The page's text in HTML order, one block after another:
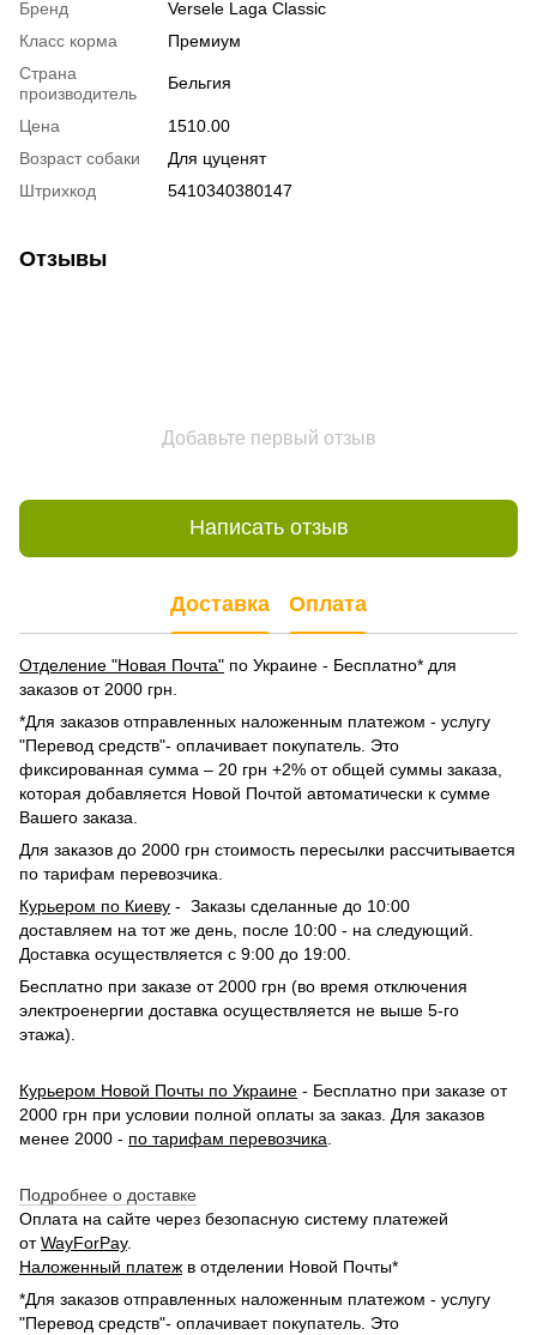
Бренд
Versele Laga Classic
Класс корма
Премиум
Страна
производитель
Бельгия
Цена
1510.00
Возраст собаки
Для цуценят
Штрихкод
5410340380147
Отзывы
Добавьте первый отзыв
Написать отзыв
Доставка Оплата
Отделение "Новая Почта" по Украине - Бесплатно* для
заказов от 2000 грн.
*Для заказов отправленных наложенным платежом - услугу
"Перевод средств"- оплачивает покупатель. Это
фиксированная сумма – 20 грн +2% от общей суммы заказа,
которая добавляется Новой Почтой автоматически к сумме
Вашего заказа.
Для заказов до 2000 грн стоимость пересылки рассчитывается
по тарифам перевозчика.
Курьером по Киеву - Заказы сделанные до 10:00
доставляем на тот же день, после 10:00 - на следующий.
Доставка осуществляется с 9:00 до 19:00.
Бесплатно при заказе от 2000 грн (во время отключения
электроенергии доставка осуществляется не выше 5-го
этажа).
Курьером Новой Почты по Украине - Бесплатно при заказе от
2000 грн при условии полной оплаты за заказ. Для заказов
менее 2000 - по тарифам перевозчика
Подробнее о доставке
Оплата на сайте через безопасную систему платежей
отWayForPay.
Наложенный платеж в отделении Новой Почты*
*Для заказов отправленных наложенным платежом - услугу
"Перевод средств"- оплачивает покупатель. Это